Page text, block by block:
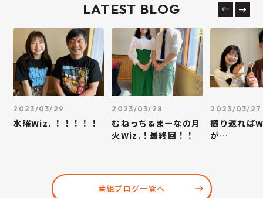
LATEST BLOG
2023/03/29
水曜Wiz. ！！！！！
2023/03/28
むねっち&まーなの月
火Wiz.！最終回！！
2023/03/27
振り返れば
が…
番組ブログ一覧へ